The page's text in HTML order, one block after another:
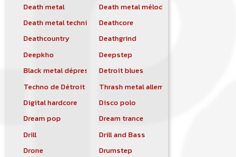
Death metal
Death metal mélodique
Death metal techniqueDeathcore
Deathcountry
Deathgrind
Deepkho
Deepstep
Black metal dépressif Detroit blues
Techno de Détroit
Thrash metal allemand
Digital hardcore
Disco polo
Dream pop
Dream trance
Drill
Drill and Bass
Drone
Drumstep